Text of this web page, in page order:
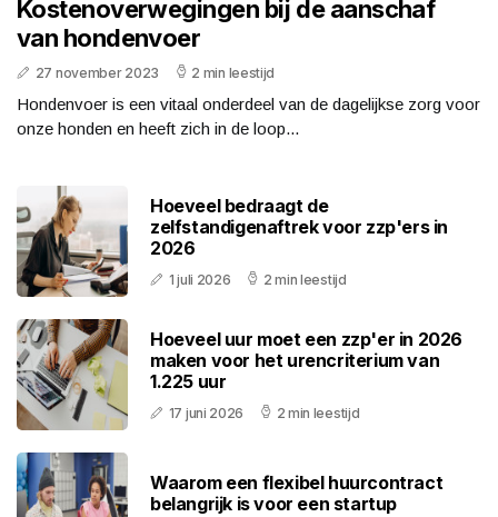
Kostenoverwegingen bij de aanschaf
van hondenvoer
27 november 2023 2 min leestijd
Hondenvoer is een vitaal onderdeel van de dagelijkse zorg voor
onze honden en heeft zich in de loop...
Hoeveel bedraagt de
zelfstandigenaftrek voor zzp'ers in
2026
1 juli 2026 2 min leestijd
Hoeveel uur moet een zzp'er in 2026
maken voor het urencriterium van
1.225 uur
17 juni 2026 2 min leestijd
Waarom een flexibel huurcontract
belangrijk is voor een startup